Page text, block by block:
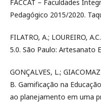
FACCAT – Faculdades
Pedagógico 2015/2020.
FILATRO, A.; LOUREIRO,
5.0. São Paulo: Artesanato
GONÇALVES, L.;
B. Gamificação na
ao planejamento em uma